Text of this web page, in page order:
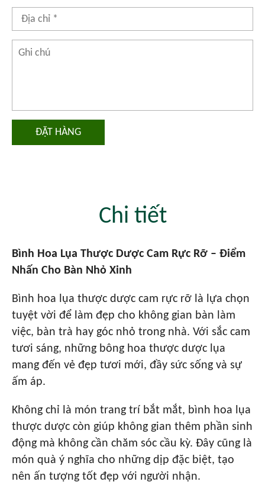
ĐẶT HÀNG
Chi tiết
Bình Hoa Lụa Thược Dược Cam Rực Rỡ – Điểm
Nhấn Cho Bàn Nhỏ Xinh
Bình hoa lụa thược dược cam rực rỡ là lựa chọn
tuyệt vời để làm đẹp cho không gian bàn làm
việc, bàn trà hay góc nhỏ trong nhà. Với sắc cam
tươi sáng, những bông hoa thược dược lụa
mang đến vẻ đẹp tươi mới, đầy sức sống và sự
ấm áp.
Không chỉ là món trang trí bắt mắt, bình hoa lụa
thược dược còn giúp không gian thêm phần sinh
động mà không cần chăm sóc cầu kỳ. Đây cũng là
món quà ý nghĩa cho những dịp đặc biệt, tạo
nên ấn tượng tốt đẹp với người nhận.